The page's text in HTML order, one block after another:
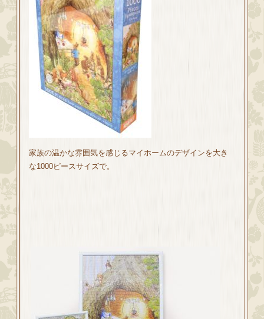
家族の温かな雰囲気を感じるマイホームのデザインを大き
な1000ピースサイズで。